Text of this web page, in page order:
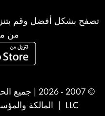
تصفح بشكل أفضل وقم
من
© 2007 - 2026 | جميع الحقوق محفوظة لشركة
LLC | المالكة